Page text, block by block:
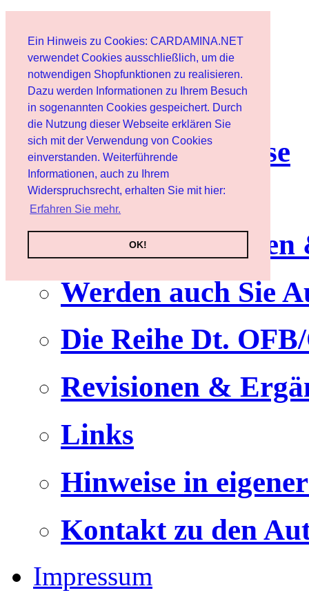
Ein Hinweis zu Cookies: CARDAMINA.NET
verwendet Cookies ausschließlich, um die
notwendigen Shopfunktionen zu realisieren.
Dazu werden Informationen zu Ihrem Besuch
in sogenannten Cookies gespeichert. Durch
die Nutzung dieser Webseite erklären Sie
sich mit der Verwendung von Cookies
einverstanden. Weiterführende
Informationen, auch zu Ihrem
Widerspruchsrecht, erhalten Sie mit hier:
Erfahren Sie mehr.
OK!
Benutzer
Newsletter
Nutzungshinweise
Service
Werden auch Sie
Die Reihe Dt.
Revisionen &
Links
Hinweise in
Kontakt zu den
Impressum